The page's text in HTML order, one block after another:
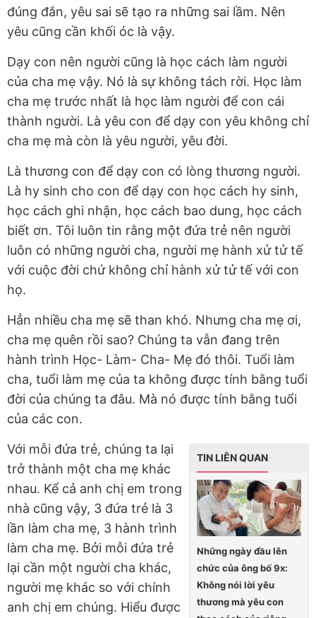
đúng đắn, yêu sai sẽ tạo ra những sai lầm. Nên
yêu cũng cần khối óc là vậy.
Dạy con nên người cũng là học cách làm người
của cha mẹ vậy. Nó là sự không tách rời. Học làm
cha mẹ trước nhất là học làm người để con cái
thành người. Là yêu con để dạy con yêu không chỉ
cha mẹ mà còn là yêu người, yêu đời.
Là thương con để dạy con có lòng thương người.
Là hy sinh cho con để dạy con học cách hy sinh,
học cách ghi nhận, học cách bao dung, học cách
biết ơn. Tôi luôn tin rằng một đứa trẻ nên người
luôn có những người cha, người mẹ hành xử tử tế
với cuộc đời chứ không chỉ hành xử tử tế với con
họ.
Hẳn nhiều cha mẹ sẽ than khó. Nhưng cha mẹ ơi,
cha mẹ quên rồi sao? Chúng ta vẫn đang trên
hành trình Học- Làm- Cha- Mẹ đó thôi. Tuổi làm
cha, tuổi làm mẹ của ta không được tính bằng tuổi
đời của chúng ta đâu. Mà nó được tính bằng tuổi
của các con.
TIN LIÊN QUAN
Những ngày đầu lên
chức của ông bố 9x:
Không nói lời yêu
thương mà yêu con
Với mỗi đứa trẻ, chúng ta lại
trở thành một cha mẹ khác
nhau. Kể cả anh chị em trong
nhà cũng vậy, 3 đứa trẻ là 3
lần làm cha mẹ, 3 hành trình
làm cha mẹ. Bởi mỗi đứa trẻ
lại cần một người cha khác,
người mẹ khác so với chính
anh chị em chúng. Hiểu được